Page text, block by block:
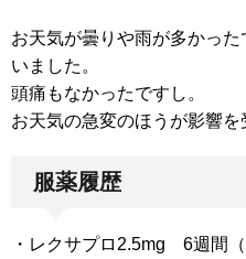
お天気が曇りや雨が多かっ
いました。
頭痛もなかったですし。
お天気の急変のほうが影響を
服薬履歴
・レクサプロ2.5mg 6週間